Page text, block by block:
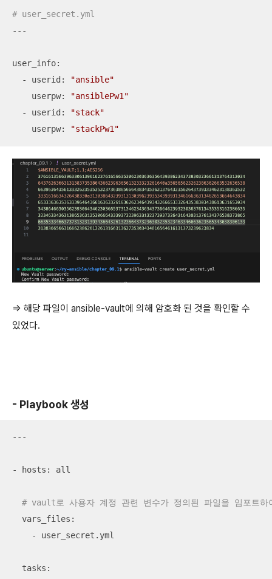
# user_secret.yml
---
user_info:
  - userid:
"ansible"
    userpw:
"ansiblePw1"
  - userid:
"stack"
    userpw:
"stackPw1"
=> 해당 파일이 ansible-vault에 의해 암호화 된 것을 확인할 수
있었다.
- Playbook 생성
---
- hosts: all
# vault로 사용자 계정 관련 변수가 정의된 파일을 임포트하
  vars_files:
    - user_secret.yml
  tasks: